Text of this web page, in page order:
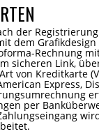
der
dem
Rechnung
sicheren Link,
von Kreditkarte
Express,
per